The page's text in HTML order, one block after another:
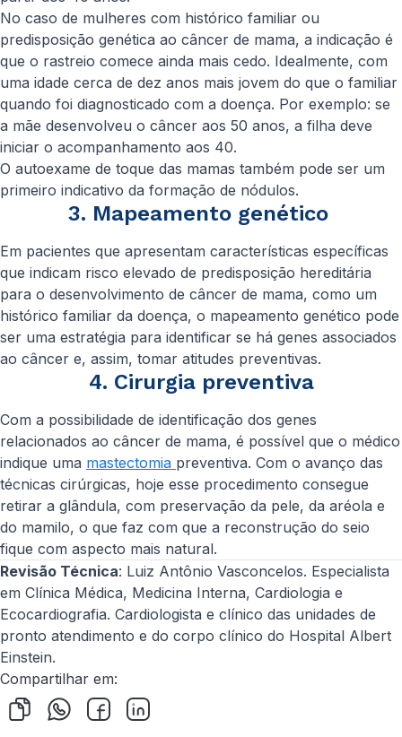
No caso de mulheres com histórico familiar ou
predisposição genética ao câncer de mama, a indicação é
que o rastreio comece ainda mais cedo. Idealmente, com
uma idade cerca de dez anos mais jovem do que o familiar
quando foi diagnosticado com a doença. Por exemplo: se
a mãe desenvolveu o câncer aos 50 anos, a filha deve
iniciar o acompanhamento aos 40.
O autoexame de toque das mamas também pode ser um
primeiro indicativo da formação de nódulos.
3. Mapeamento genético
Em pacientes que apresentam características específicas
que indicam risco elevado de predisposição hereditária
para o desenvolvimento de câncer de mama, como um
histórico familiar da doença, o mapeamento genético pode
ser uma estratégia para identificar se há genes associados
ao câncer e, assim, tomar atitudes preventivas.
4. Cirurgia preventiva
Com a possibilidade de identificação dos genes
relacionados ao câncer de mama, é possível que o médico
indique uma mastectomia preventiva. Com o avanço das
técnicas cirúrgicas, hoje esse procedimento consegue
retirar a glândula, com preservação da pele, da aréola e
do mamilo, o que faz com que a reconstrução do seio
fique com aspecto mais natural.
Revisão Técnica: Luiz Antônio Vasconcelos. Especialista
em Clínica Médica, Medicina Interna, Cardiologia e
Ecocardiografia. Cardiologista e clínico das unidades de
pronto atendimento e do corpo clínico do Hospital Albert
Einstein.
Compartilhar em: